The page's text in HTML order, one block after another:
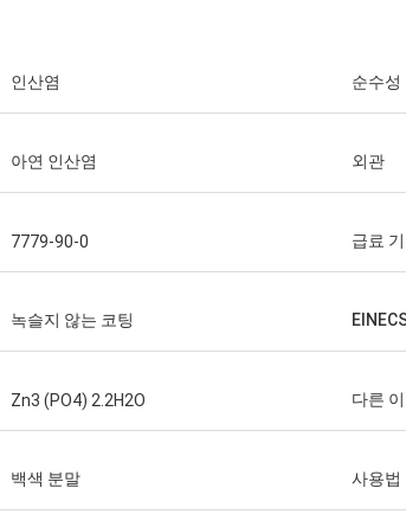
인산염 순수성
아연 인산염 외관
7779-90-0 급료
녹슬지 않는 코팅
Zn3 (PO4) 2.2H2O 다른
백색 분말 사용법